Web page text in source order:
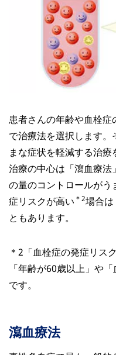
患者さんの年齢や血栓
で治療法を選択します
まな症状を軽減する治療
治療の中心は「瀉血療
の量のコントロールが
症リスクが高い ＊2場合
ともあります。
＊2「血栓症の発症リス
「年齢が60歳以上」や
です。
瀉血療法